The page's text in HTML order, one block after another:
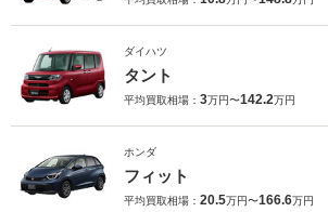
ダイハツ
タント
平均買取相場： 3万円〜142.2万円
ホンダ
フィット
平均買取相場： 20.5万円〜166.6万円